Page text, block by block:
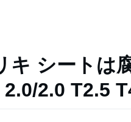
キ シートは
2.0 T2.5